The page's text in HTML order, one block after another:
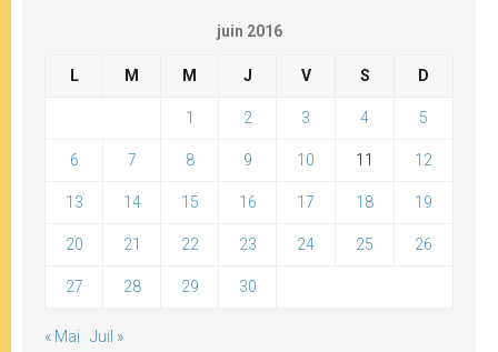
juin 2016
L M M J V S D
1 2 3 4 5
6 7 8 9 10 11 12
13 14 15 16 17 18 19
20 21 22 23 24 25 26
27 28 29 30
« Mai Juil »